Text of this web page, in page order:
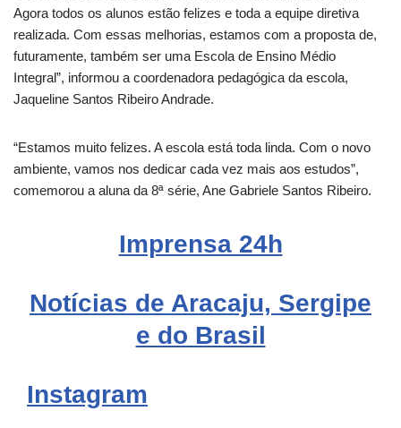
Agora todos os alunos estão felizes e toda a equipe diretiva
realizada. Com essas melhorias, estamos com a proposta de,
futuramente, também ser uma Escola de Ensino Médio
Integral”, informou a coordenadora pedagógica da escola,
Jaqueline Santos Ribeiro Andrade.
“Estamos muito felizes. A escola está toda linda. Com o novo
ambiente, vamos nos dedicar cada vez mais aos estudos”,
comemorou a aluna da 8ª série, Ane Gabriele Santos Ribeiro.
Imprensa 24h
Notícias de Aracaju, Sergipe
e do Brasil
Instagram